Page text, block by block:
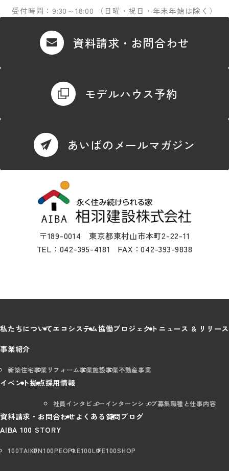
受付時間：9:30～18:00 （日曜・祝日・年末年始は除く）
資料請求・お問合わせ
モデルハウス予約
あいばのメールマガジン
〒189-0014 東京都東村山市本町2-22-11
TEL：042-395-4181 FAX：042-393-9838
私たちについてエコシステム協働プロジェクト ニュース & リリース
事業紹介
新築住宅事業 リフォーム事業施設事業不動産事業
イベント拠点採用情報
社員インタビューインターンシップ募集職種と仕事内容
資料請求・お問合わせ よくある質問 ブログ
AIBA 100 STORY
100TAIKEN100PEOPLE100LIFE100SHOP